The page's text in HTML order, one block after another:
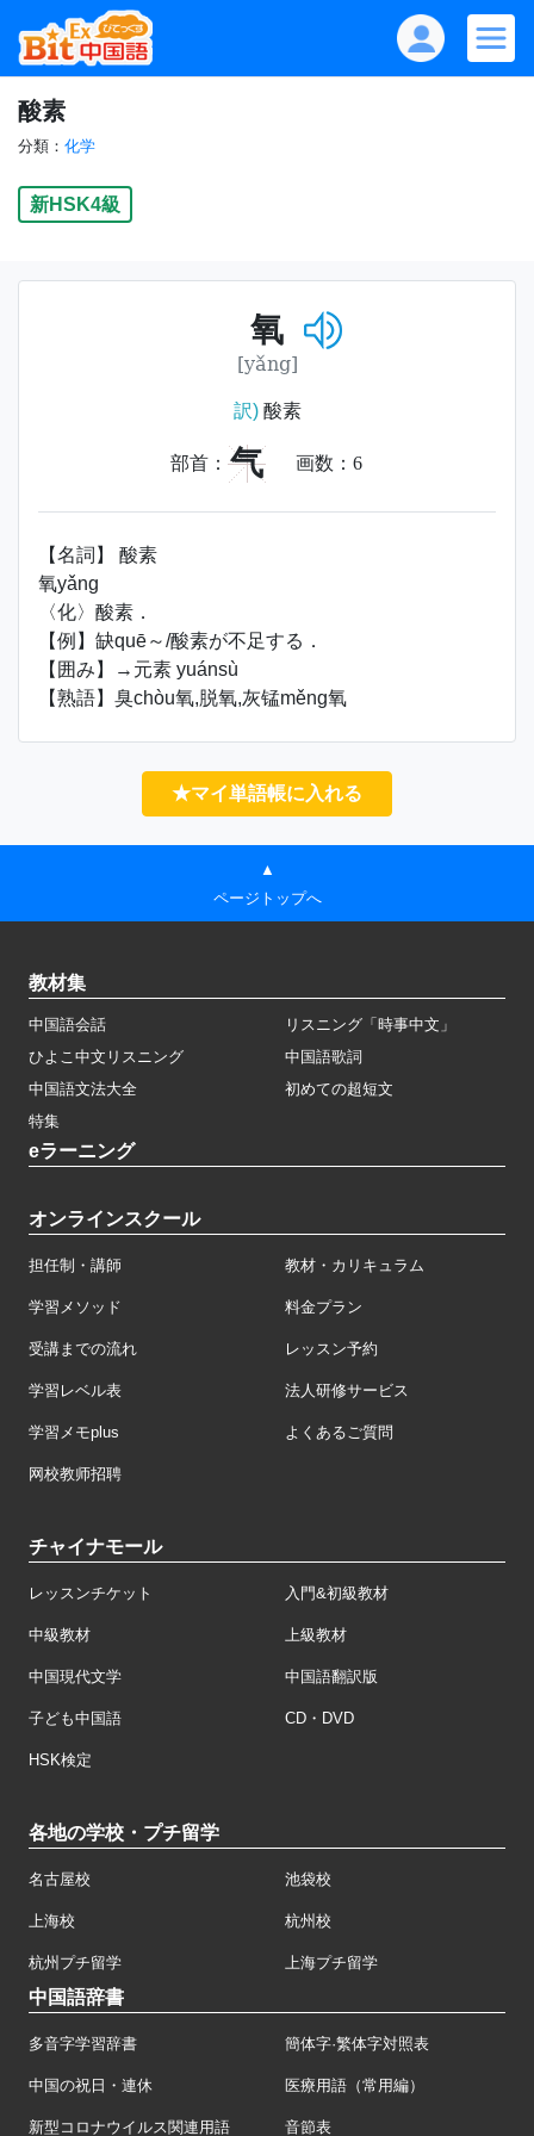
酸素
分類： 化学
新HSK4級
氧
[yǎng]
訳)酸素
部首： 气 画数： 6
【名詞】 酸素
氧yǎng
〈化〉酸素．
【例】缺quē～/酸素が不足する．
【囲み】→元素 yuánsù
【熟語】臭chòu氧,脱氧,灰锰měng氧
★マイ単語帳に入れる
▲
ページトップへ
教材集
中国語会話
リスニング「時事中文」
ひよこ中文リスニング
中国語歌詞
中国語文法大全
初めての超短文
特集
eラーニング
オンラインスクール
担任制・講師 教材・カリキュラム
学習メソッド 料金プラン
受講までの流れ レッスン予約
学習レベル表 法人研修サービス
学習メモplus よくあるご質問
网校教师招聘
チャイナモール
レッスンチケット 入門&初級教材
中級教材 上級教材
中国現代文学 中国語翻訳版
子ども中国語 CD・DVD
HSK検定
各地の学校・プチ留学
名古屋校 池袋校
上海校 杭州校
杭州プチ留学 上海プチ留学
中国語辞書
多音字学習辞書 簡体字·繁体字対照表
中国の祝日・連休 医療用語（常用編）
新型コロナウイルス関連用語 音節表